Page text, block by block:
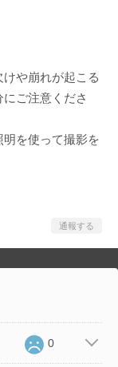
や崩れが起こる
ご注意くださ
を使って撮影を
通報する
0